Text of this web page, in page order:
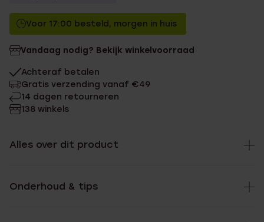
Voor 17:00 besteld, morgen in huis
Vandaag nodig? Bekijk winkelvoorraad
Achteraf betalen
Gratis verzending vanaf €49
14 dagen retourneren
138 winkels
Alles over dit product
Onderhoud & tips